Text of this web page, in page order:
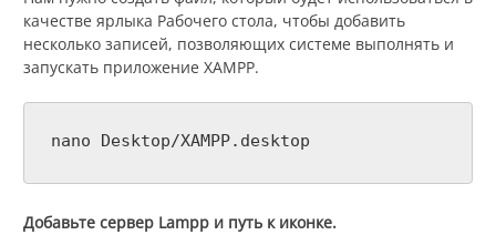
качестве ярлыка Рабочего стола, чтобы добавить
несколько записей, позволяющих системе выполнять и
запускать приложение XAMPP.
nano Desktop/XAMPP.desktop
Добавьте сервер Lampp и путь к иконке.